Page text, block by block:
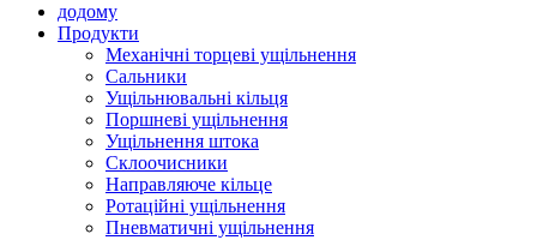
додому
Продукти
Механічні торцеві ущільнення
Сальники
Ущільнювальні кільця
Поршневі ущільнення
Ущільнення штока
Склоочисники
Направляюче кільце
Ротаційні ущільнення
Пневматичні ущільнення